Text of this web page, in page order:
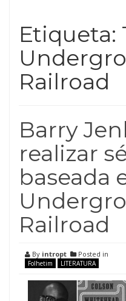
Etiqueta:
Railroad
Barry
realizar
baseada
Railroad
By intropt Posted in
Folhetim LITERATURA